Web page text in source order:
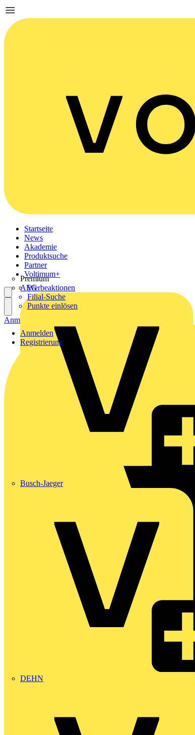
Startseite
News
Akademie
Produktsuche
Partner
Premium
AEG
Busch-Jaeger
DEHN
Voltimum+
Werbeaktionen
Filial-Suche
Punkte einlösen
Anmelden
Registrierung
Anmelden